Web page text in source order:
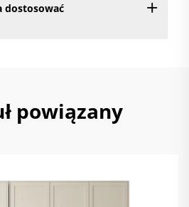
dostosować
powiązany